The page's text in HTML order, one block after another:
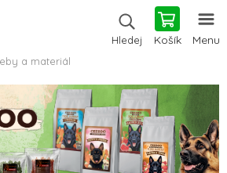
Hledej Košík Menu
a materiál